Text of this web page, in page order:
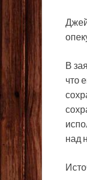
В
что
над